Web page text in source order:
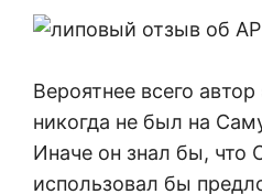
Вероятнее всего автор
никогда не был на
Иначе он знал бы,
использовал бы